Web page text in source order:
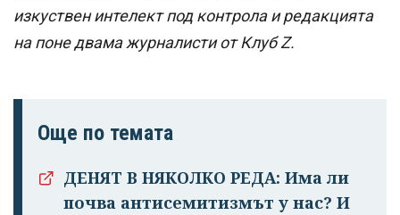
изкуствен интелект под контрола и редакцията
на поне двама журналисти от Клуб Z.
Още по темата
ДЕНЯТ В НЯКОЛКО РЕДА: Има ли
почва антисемитизмът у нас? И